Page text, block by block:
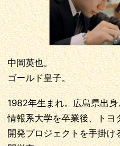
中岡英也。
ゴールド皇子。
1982年生まれ。広島県出身
情報系大学を卒業後、トヨ
開発プロジェクトを手掛け